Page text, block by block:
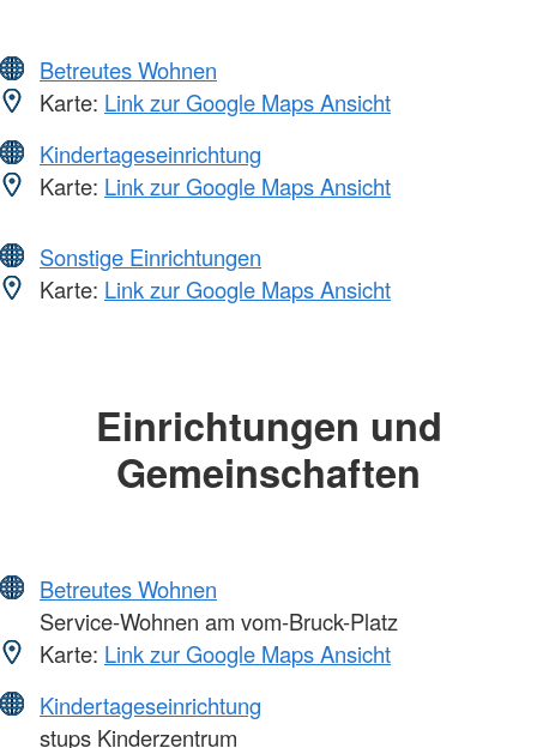
Betreutes Wohnen
Karte: Link zur Google Maps Ansicht
Kindertageseinrichtung
Karte: Link zur Google Maps Ansicht
Sonstige Einrichtungen
Karte: Link zur Google Maps Ansicht
Einrichtungen und
Gemeinschaften
Betreutes Wohnen
Service-Wohnen am vom-Bruck-Platz
Karte: Link zur Google Maps Ansicht
Kindertageseinrichtung
stups Kinderzentrum